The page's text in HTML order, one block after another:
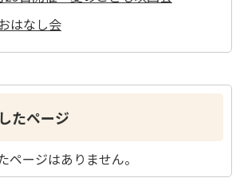
はなし会
たページ
ページはありません。